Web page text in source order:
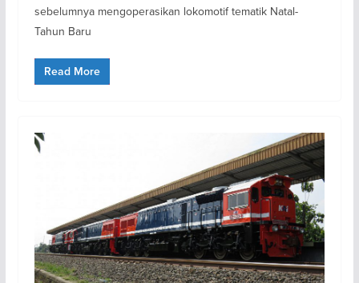
sebelumnya mengoperasikan lokomotif tematik Natal-
Tahun Baru
Read More